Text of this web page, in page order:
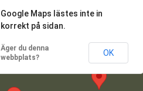
Google Maps lästes inte in
korrekt på sidan.
Äger du denna
webbplats?
OK